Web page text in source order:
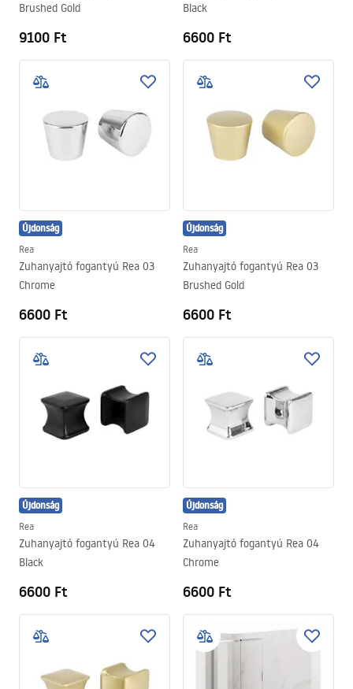
Brushed Gold
9100 Ft
Black
6600 Ft
Újdonság
Rea
Zuhanyajtó fogantyú Rea 03
Chrome
6600 Ft
Újdonság
Rea
Zuhanyajtó fogantyú Rea 03
Brushed Gold
6600 Ft
Újdonság
Rea
Zuhanyajtó fogantyú Rea 04
Black
6600 Ft
Újdonság
Rea
Zuhanyajtó fogantyú Rea 04
Chrome
6600 Ft